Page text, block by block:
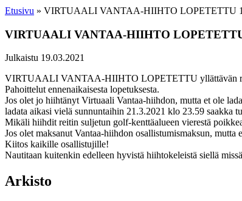
Etusivu » VIRTUAALI VANTAA-HIIHTO LOPETETTU
VIRTUAALI VANTAA-HIIHTO LOPETETTU
Julkaistu 19.03.2021
VIRTUAALI VANTAA-HIIHTO LOPETETTU yllättävän
Pahoittelut ennenaikaisesta lopetuksesta.
Jos olet jo hiihtänyt Virtuaali Vantaa-hiihdon, mutta et ole
ladata aikasi vielä sunnuntaihin 21.3.2021 klo 23.59 saakka
Mikäli hiihdit reitin suljetun golf-kenttäalueen vierestä
Jos olet maksanut Vantaa-hiihdon osallistumismaksun,
Kiitos kaikille osallistujille!
Nautitaan kuitenkin edelleen hyvistä hiihtokeleistä siellä
Arkisto